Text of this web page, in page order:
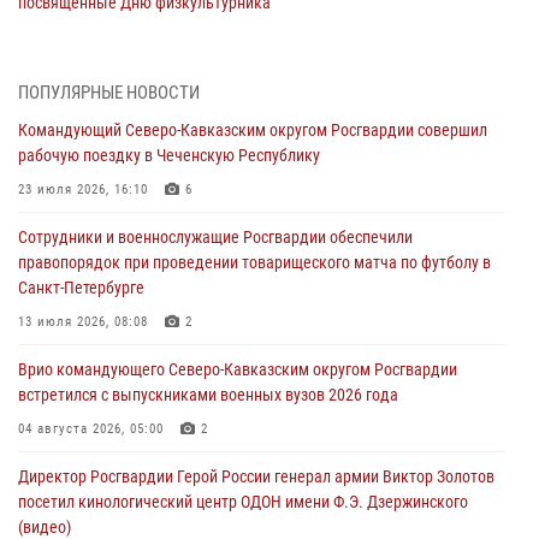
На Дальнем Востоке продолжается всероссийская акция "Каникулы
08 августа 2026, 00:00
Заместитель директора Росгвардии генерал-полковник Владислав
Днем физкультурника
07 августа 2026, 21:01
«Росгвардия. Вехи истории»: первая антитеррористическая
07 августа 2026, 15:28 1
В Башкортостане при силовой поддержке спецназа Росгвардии
терроризма (видео)
1
ПОПУЛЯРНЫЕ НОВОСТИ
Командующий Северо-Кавказским округом Росгвардии совершил
рабочую поездку в Чеченскую Республику
23 июля 2026, 16:10 6
Сотрудники и военнослужащие Росгвардии обеспечили
правопорядок при проведении товарищеского матча по футболу в
Санкт-Петербурге
13 июля 2026, 08:08 2
Врио командующего Северо-Кавказским округом Росгвардии
встретился с выпускниками военных вузов 2026 года
04 августа 2026, 05:00 2
Директор Росгвардии Герой России генерал армии Виктор Золотов
посетил кинологический центр ОДОН имени Ф.Э. Дзержинского
(видео)